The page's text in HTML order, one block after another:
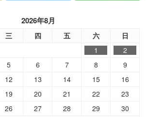
2026年8月
三 四 五 六 日
1
2
5 6 7 8
9
12 13 14 15
16
19 20 21 22
23
26 27 28 29
30